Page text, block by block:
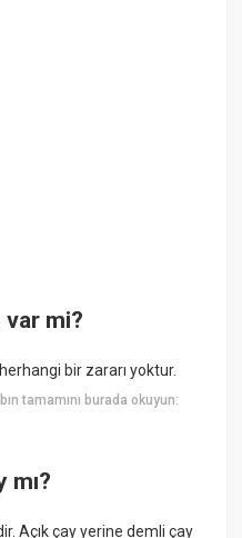
var mi?
bir zararı yoktur.
tamamını burada okuyun:
mı?
Açık çay yerine demli çay